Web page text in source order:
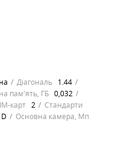
Діагональ 1.44
пам'ять, ГБ 0,032
карт 2
Стандарти
Основна камера, Мп